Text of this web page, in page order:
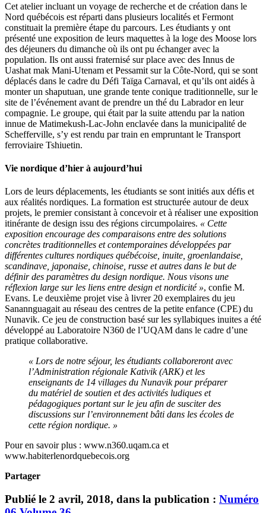
Cet atelier incluant un voyage de recherche et de création dans le
Nord québécois est réparti dans plusieurs localités et Fermont
constituait la première étape du parcours. Les étudiants y ont
présenté une exposition de leurs maquettes à la loge des Moose lors
des déjeuners du dimanche où ils ont pu échanger avec la
population. Ils ont aussi fraternisé sur place avec des Innus de
Uashat mak Mani-Utenam et Pessamit sur la Côte-Nord, qui se sont
déplacés dans le cadre du Défi Taïga Carnaval, et qu’ils ont aidés à
monter un shaputuan, une grande tente conique traditionnelle, sur le
site de l’événement avant de prendre un thé du Labrador en leur
compagnie. Le groupe, qui était par la suite attendu par la nation
innue de Matimekush-Lac-John enclavée dans la municipalité de
Schefferville, s’y est rendu par train en empruntant le Transport
ferroviaire Tshiuetin.
Vie nordique d’hier à aujourd’hui
Lors de leurs déplacements, les étudiants se sont initiés aux défis et
aux réalités nordiques. La formation est structurée autour de deux
projets, le premier consistant à concevoir et à réaliser une exposition
itinérante de design issu des régions circumpolaires. « Cette
exposition encourage des comparaisons entre des solutions
concrètes traditionnelles et contemporaines développées par
différentes cultures nordiques québécoise, inuite, groenlandaise,
scandinave, japonaise, chinoise, russe et autres dans le but de
définir des paramètres du design nordique. Nous visons une
réflexion large sur les liens entre design et nordicité », confie M.
Evans. Le deuxième projet vise à livrer 20 exemplaires du jeu
Sanannguagait au réseau des centres de la petite enfance (CPE) du
Nunavik. Ce jeu de construction basé sur les syllabiques inuites a été
développé au Laboratoire N360 de l’UQAM dans le cadre d’une
pratique collaborative.
« Lors de notre séjour, les étudiants collaboreront avec
l’Administration régionale Kativik (ARK) et les
enseignants de 14 villages du Nunavik pour préparer
du matériel de soutien et des activités ludiques et
pédagogiques portant sur le jeu afin de susciter des
discussions sur l’environnement bâti dans les écoles de
cette région nordique. »
Pour en savoir plus : www.n360.uqam.ca et
www.habiterlenordquebecois.org
Partager
Publié le 2 avril, 2018, dans la publication : Numéro